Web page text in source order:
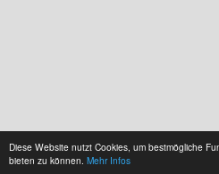
Diese Website nutzt Cookies, um bestmögliche
bieten zu können. Mehr Infos